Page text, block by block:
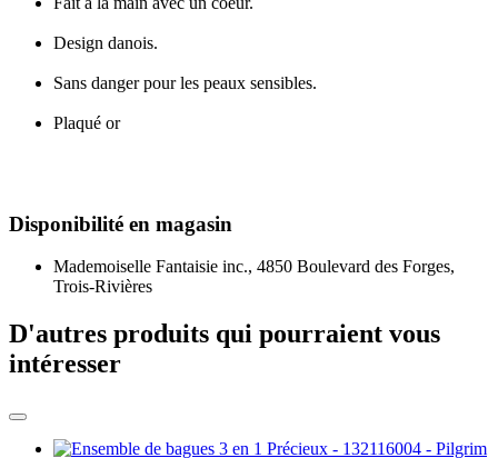
Design danois.
Sans danger pour les peaux sensibles.
Plaqué or
Disponibilité en magasin
Mademoiselle Fantaisie inc., 4850 Boulevard des Forges,
Trois-Rivières
D'autres produits qui pourraient vous
intéresser